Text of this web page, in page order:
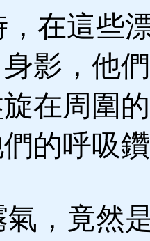
在這些
影，他
在周圍
的呼吸
，竟然